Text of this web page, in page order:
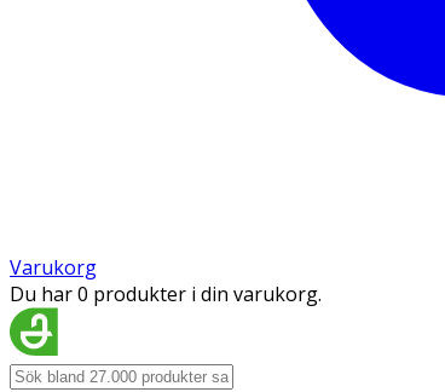
Varukorg
Du har 0 produkter i din varukorg.